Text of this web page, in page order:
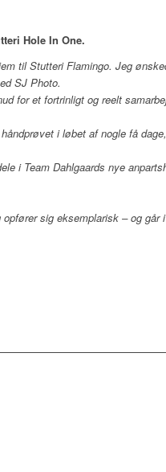
Hole In One.
til Stutteri Flamingo. Jeg
SJ Photo.
for et fortrinligt og reelt
i løbet af nogle få
i Team Dahlgaards nye
sig eksemplarisk – og